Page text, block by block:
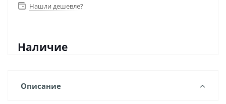
Нашли дешевле?
Наличие
Описание